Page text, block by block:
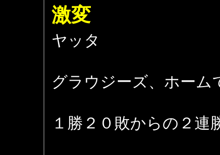
激変
ヤッタ
グラウジーズ、ホーム
１勝２０敗からの２